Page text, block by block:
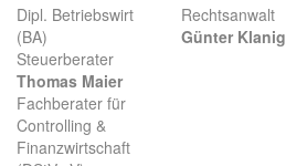
Dipl. Betriebswirt
(BA)
Steuerberater
Thomas Maier
Fachberater für
Controlling &
Finanzwirtschaft
Rechtsanwalt
Günter Klanig